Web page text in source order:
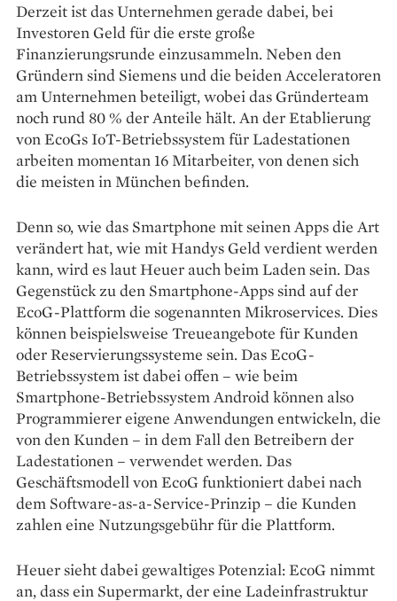
Derzeit ist das ­Unternehmen gerade dabei, bei
Investoren Geld für die erste große
Finanzierungsrunde einzusammeln. Neben den
Gründern sind Siemens und die beiden Acceleratoren
am ­Unternehmen beteiligt, wobei das Gründerteam
noch rund 80 % der Anteile hält. An der Etablierung
von EcoGs IoT-­Betriebssystem für Ladestationen
arbeiten momentan 16 ­Mitarbeiter, von denen sich
die meisten in München befinden.
Denn so, wie das Smartphone mit seinen Apps die Art
verändert hat, wie mit Handys Geld verdient ­werden
kann, wird es laut ­Heuer auch beim Laden sein. Das
Gegenstück zu den Smartphone-Apps sind auf der
EcoG-Plattform die sogenannten Mikroservices. Dies
können beispielsweise Treueangebote für Kunden
oder Reservierungssysteme sein. Das EcoG-
Betriebssystem ist dabei offen – wie beim
Smartphone-Betriebssystem An­droid können also
Programmierer eigene ­Anwendungen entwickeln, die
von den Kunden – in dem Fall den Betreibern der
Ladestationen – verwendet werden. Das
Geschäftsmodell von EcoG funktioniert dabei nach
dem Soft­ware-as-a-Service-Prinzip – die Kunden
zahlen eine Nutzungsgebühr für die Plattform.
Heuer sieht dabei ­gewaltiges Potenzial: EcoG nimmt
an, dass ein Supermarkt, der eine Ladeinfrastruktur